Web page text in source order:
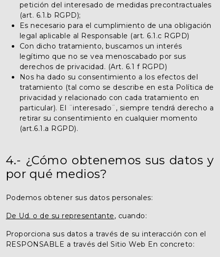
petición del interesado de medidas precontractuales
(art. 6.1.b RGPD);
Es necesario para el cumplimiento de una obligación
legal aplicable al Responsable (art. 6.1.c RGPD)
Con dicho tratamiento, buscamos un interés
legítimo que no se vea menoscabado por sus
derechos de privacidad. (Art. 6.1 f RGPD)
Nos ha dado su consentimiento a los efectos del
tratamiento (tal como se describe en esta Política de
privacidad y relacionado con cada tratamiento en
particular). El ¨interesado¨, siempre tendrá derecho a
retirar su consentimiento en cualquier momento
(art.6.1.a RGPD).
4.- ¿Cómo obtenemos sus datos y
por qué medios?
Podemos obtener sus datos personales:
De Ud. o de su representante, cuando:
Proporciona sus datos a través de su interacción con el
RESPONSABLE a través del Sitio Web En concreto: